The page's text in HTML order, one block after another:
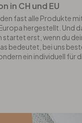
in CH und EU
fast alle Produkte
hergestellt. Und
erst, wenn du
bedeutet, bei uns
ein individuell für